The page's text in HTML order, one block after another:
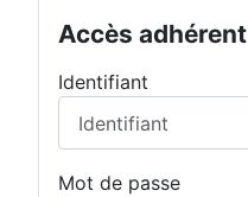
Accès adhérent
Identifiant
Mot de passe